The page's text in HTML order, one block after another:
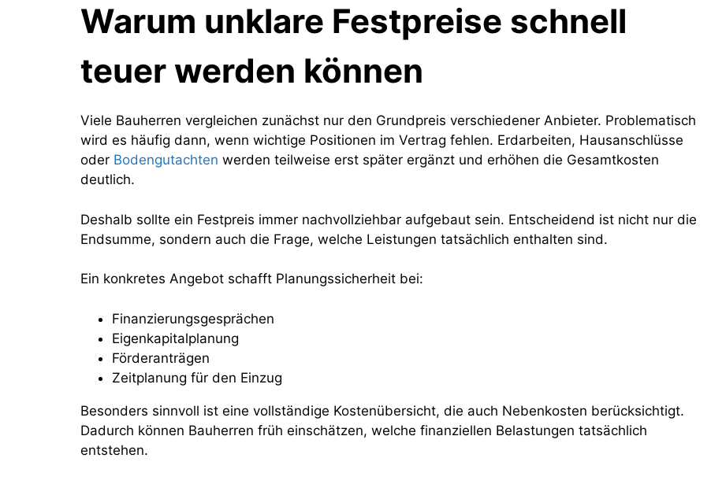
Warum unklare Festpreise schnell
teuer werden können
Viele Bauherren vergleichen zunächst nur den Grundpreis verschiedener Anbieter. Problematisch
wird es häufig dann, wenn wichtige Positionen im Vertrag fehlen. Erdarbeiten, Hausanschlüsse
oder Bodengutachten werden teilweise erst später ergänzt und erhöhen die Gesamtkosten
deutlich.
Deshalb sollte ein Festpreis immer nachvollziehbar aufgebaut sein. Entscheidend ist nicht nur die
Endsumme, sondern auch die Frage, welche Leistungen tatsächlich enthalten sind.
Ein konkretes Angebot schafft Planungssicherheit bei:
Finanzierungsgesprächen
Eigenkapitalplanung
Förderanträgen
Zeitplanung für den Einzug
Besonders sinnvoll ist eine vollständige Kostenübersicht, die auch Nebenkosten berücksichtigt.
Dadurch können Bauherren früh einschätzen, welche finanziellen Belastungen tatsächlich
entstehen.